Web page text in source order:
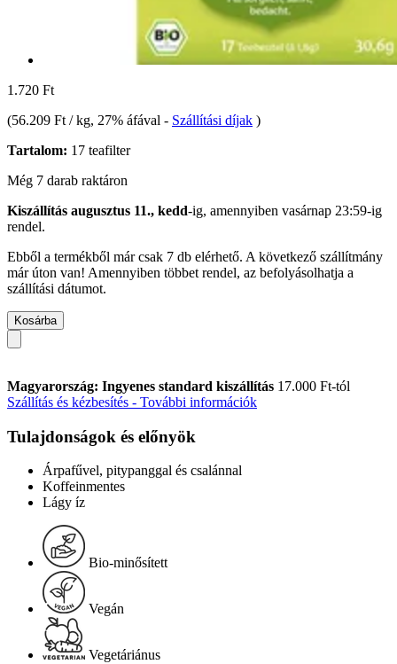
1.720 Ft
(56.209 Ft / kg, 27% áfával - Szállítási díjak )
Tartalom: 17 teafilter
Még 7 darab raktáron
Kiszállítás augusztus 11., kedd-ig, amennyiben vasárnap 23:59-ig
rendel.
Ebből a termékből már csak 7 db elérhető. A következő szállítmány
már úton van! Amennyiben többet rendel, az befolyásolhatja a
szállítási dátumot.
Kosárba
Magyarország: Ingyenes standard kiszállítás 17.000 Ft-tól
Szállítás és kézbesítés - További információk
Tulajdonságok és előnyök
Árpafűvel, pitypanggal és csalánnal
Koffeinmentes
Lágy íz
Bio-minősített
Vegán
Vegetáriánus